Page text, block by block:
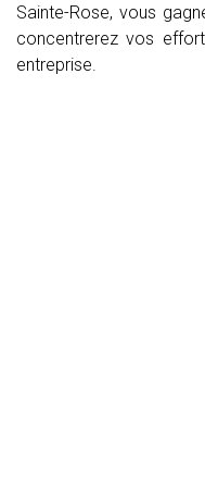
Sainte-Rose, vous
concentrerez vos
entreprise.